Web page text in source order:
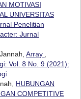
MOTIVASI
UNIVERSITAS
Penelitian
Jurnal
Array ,
Vol. 8 No. 9 (2021):
HUBUNGAN
COMPETITIVE